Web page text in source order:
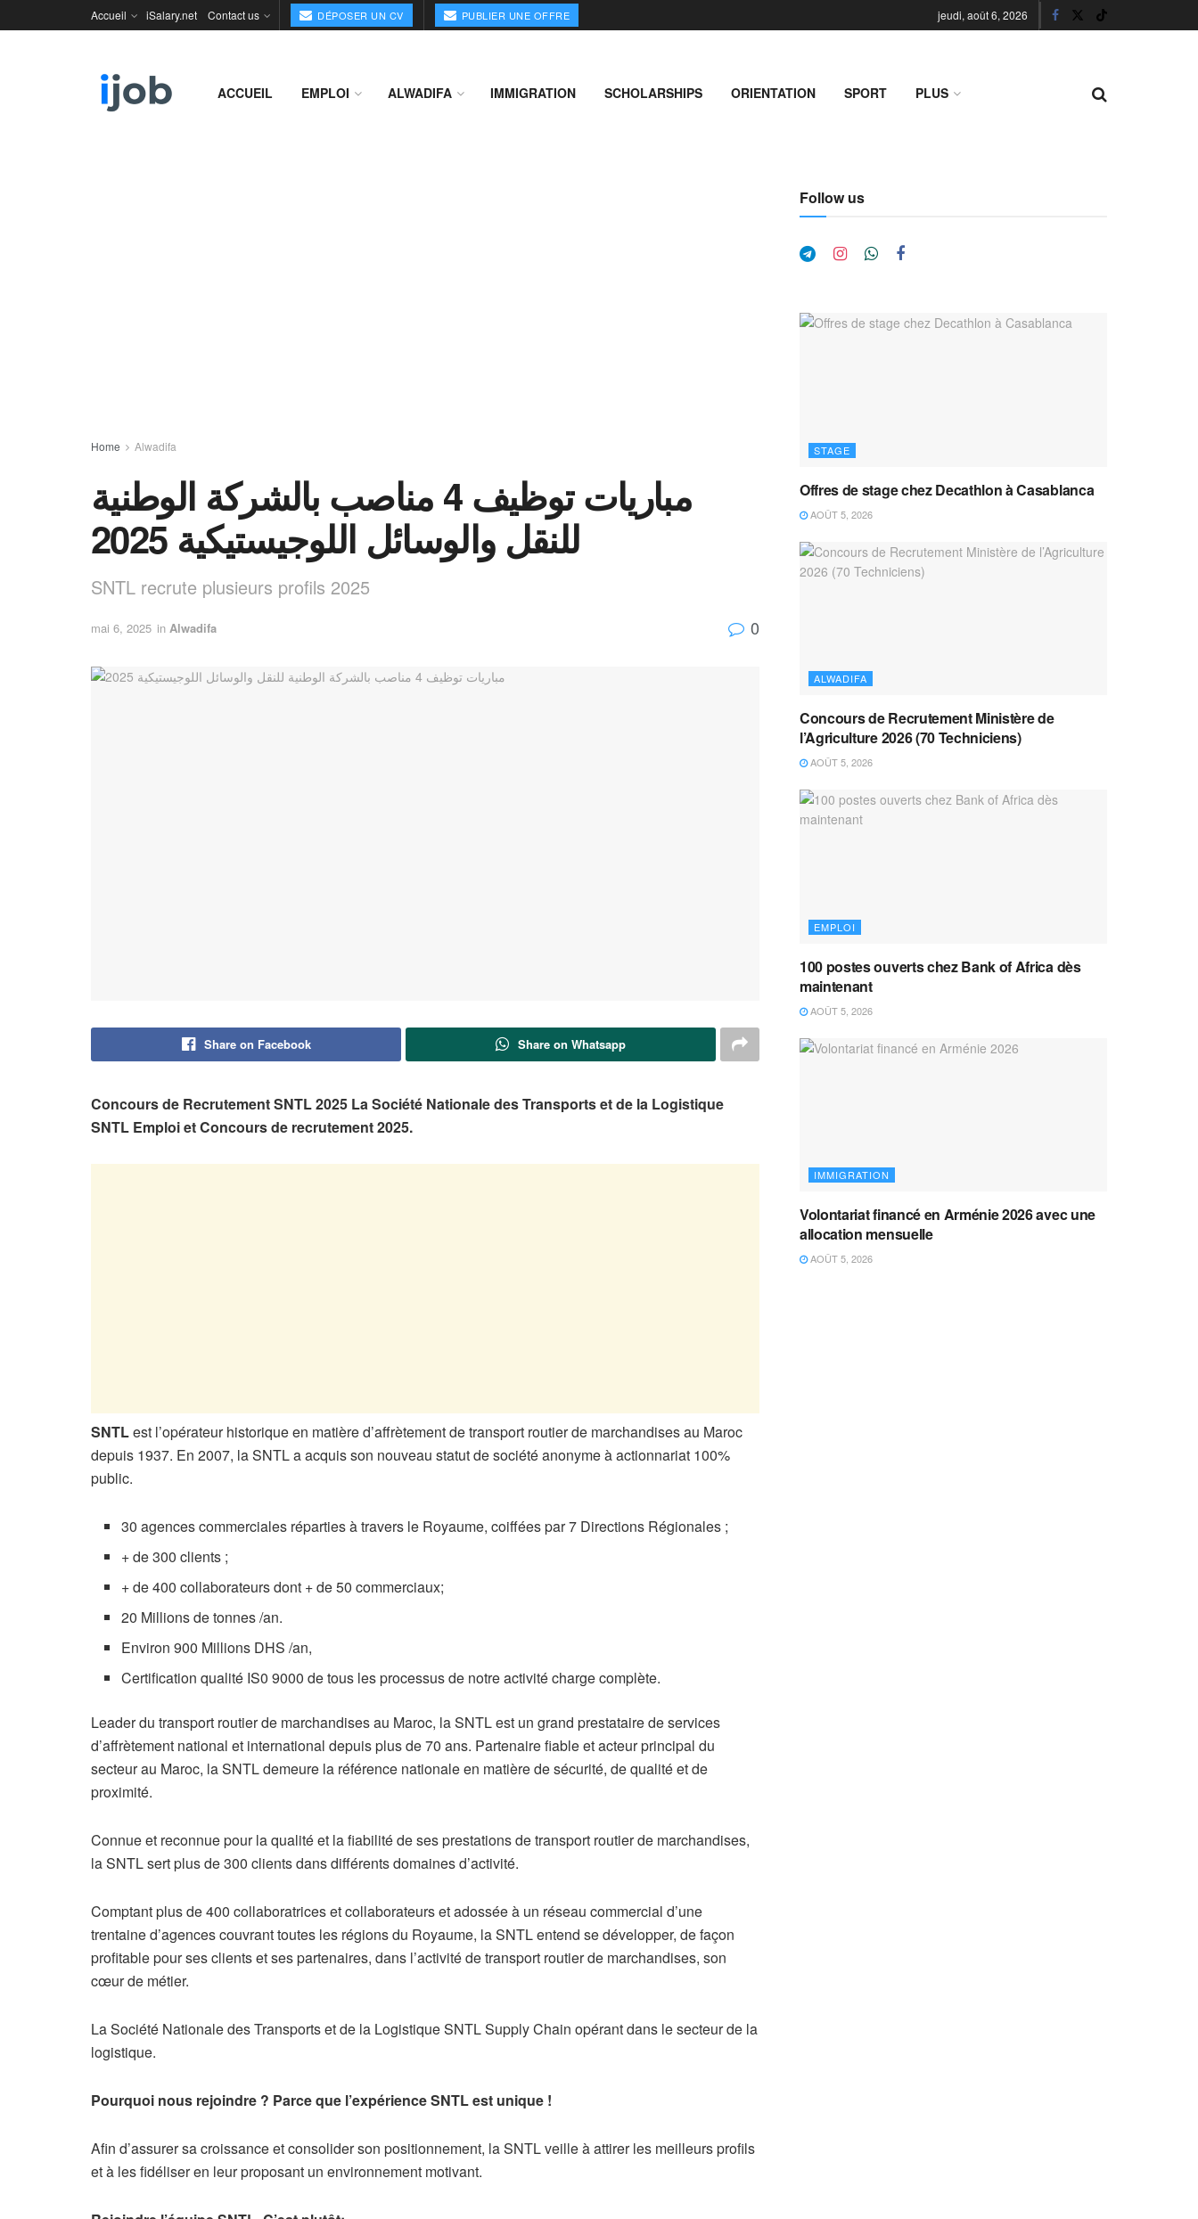
Accueil iSalary.net Contact us DÉPOSER UN CV PUBLIER UNE OFFRE jeudi, août 6, 2026
ACCUEIL EMPLOI ALWADIFA IMMIGRATION SCHOLARSHIPS ORIENTATION SPORT PLUS
Home Alwadifa
مباريات توظيف 4 مناصب بالشركة الوطنية
للنقل والوسائل اللوجيستيكية 2025
SNTL recrute plusieurs profils 2025
mai 6, 2025 in Alwadifa 0
Share on Facebook Share on Whatsapp
Concours de Recrutement SNTL 2025 La Société Nationale des Transports et de la Logistique
SNTL Emploi et Concours de recrutement 2025.
SNTLest l’opérateur historique en matière d’affrètement de transport routier de marchandises au Maroc
depuis 1937. En 2007, la SNTL a acquis son nouveau statut de société anonyme à actionnariat 100%
public.
30 agences commerciales réparties à travers le Royaume, coiffées par 7 Directions Régionales ;
+ de 300 clients ;
+ de 400 collaborateurs dont + de 50 commerciaux;
20 Millions de tonnes /an.
Environ 900 Millions DHS /an,
Certification qualité IS0 9000 de tous les processus de notre activité charge complète.
Leader du transport routier de marchandises au Maroc, la SNTL est un grand prestataire de services
d’affrètement national et international depuis plus de 70 ans. Partenaire fiable et acteur principal du
secteur au Maroc, la SNTL demeure la référence nationale en matière de sécurité, de qualité et de
proximité.
Connue et reconnue pour la qualité et la fiabilité de ses prestations de transport routier de marchandises,
la SNTL sert plus de 300 clients dans différents domaines d’activité.
Comptant plus de 400 collaboratrices et collaborateurs et adossée à un réseau commercial d’une
trentaine d’agences couvrant toutes les régions du Royaume, la SNTL entend se développer, de façon
profitable pour ses clients et ses partenaires, dans l’activité de transport routier de marchandises, son
cœur de métier.
La Société Nationale des Transports et de la Logistique SNTL Supply Chain opérant dans le secteur de la
logistique.
Pourquoi nous rejoindre ? Parce que l’expérience SNTL est unique !
Afin d’assurer sa croissance et consolider son positionnement, la SNTL veille à attirer les meilleurs profils
et à les fidéliser en leur proposant un environnement motivant.
Follow us
STAGE
Offres de stage chez Decathlon à Casablanca
AOÛT 5, 2026
ALWADIFA
Concours de Recrutement Ministère de
l’Agriculture 2026 (70 Techniciens)
AOÛT 5, 2026
EMPLOI
100 postes ouverts chez Bank of Africa dès
maintenant
AOÛT 5, 2026
IMMIGRATION
Volontariat financé en Arménie 2026 avec une
allocation mensuelle
AOÛT 5, 2026